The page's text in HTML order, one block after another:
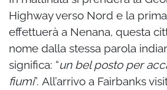
Highway verso Nord e la
effettuerà a Nenana, questa
nome dalla stessa parola
significa: “un bel posto per
fiumi”. All’arrivo a Fairbanks